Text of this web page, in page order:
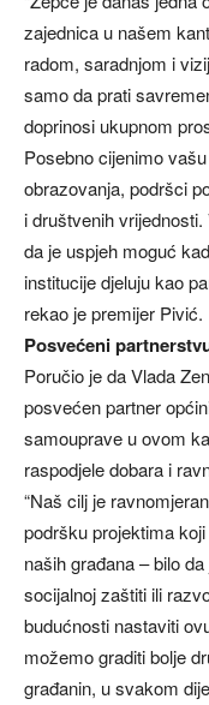
zajednica u našem
radom, saradnjom i
samo da prati
doprinosi ukupnom
Posebno cijenimo
obrazovanja, podršci
i društvenih
da je uspjeh moguć
institucije djeluju kao
rekao je premijer Pivić.
Posvećeni
Poručio je da Vlada
posvećen partner
samouprave u ovom
raspodjele dobara i
“Naš cilj je
podršku projektima
naših građana – bilo
socijalnoj zaštiti ili
budućnosti nastaviti
možemo graditi bolje
građanin, u svakom